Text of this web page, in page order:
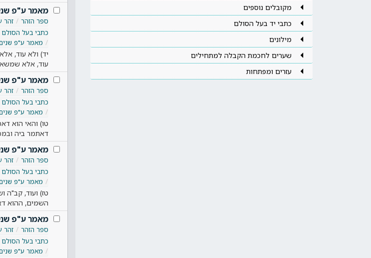
מקובלים נוספים
כתבי יד בעל הסולם
מילונים
שערים לחכמת הקבלה למתחילים
עזרים ומפתחות
מאמר ע"פ
ספר הזהר זהר
כתבי בעל הסולם
מאמר ע"פ
יד) ולא עוד,
עוד, אלא שמשא
מאמר ע"פ
ספר הזהר זהר
כתבי בעל הסולם
מאמר ע"פ
טו) והאי הוא
דאתמר ביה
מאמר ע"פ
ספר הזהר זהר
כתבי בעל הסולם
מאמר ע"פ
טז) ועוד, קב"ה
השמים, ההוא
מאמר ע"פ
ספר הזהר זהר
כתבי בעל הסולם
מאמר ע"פ